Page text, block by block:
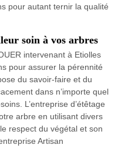
pour autant ternir la qualité
soin à vos arbres
intervenant à Etiolles
pour assurer la pérennité
du savoir-faire et du
dans n’importe quel
L’entreprise d’étêtage
arbre en utilisant divers
respect du végétal et son
Artisan